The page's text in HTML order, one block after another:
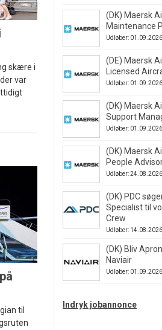
skære i
var
til
(DK) Maersk
Maintenance
Udløber: 01.09.2026
(DE) Maersk
Licensed
Udløber: 01.09.2026
(DK) Maersk
Support
Udløber: 01.09.2026
(DK) Maersk
People
Udløber: 24.08.2026
(DK) PDC
Specialist til
Crew
Udløber: 14.08.2026
(DK) Bliv
Naviair
Udløber: 01.09.2026
Indryk jobannonce